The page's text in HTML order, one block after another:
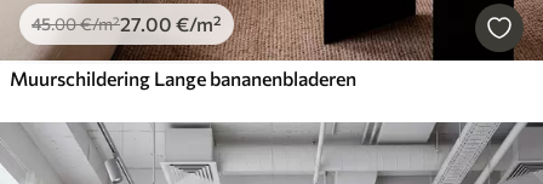
45.00€/m²27.00 €/m²
Muurschildering Lange bananenbladeren